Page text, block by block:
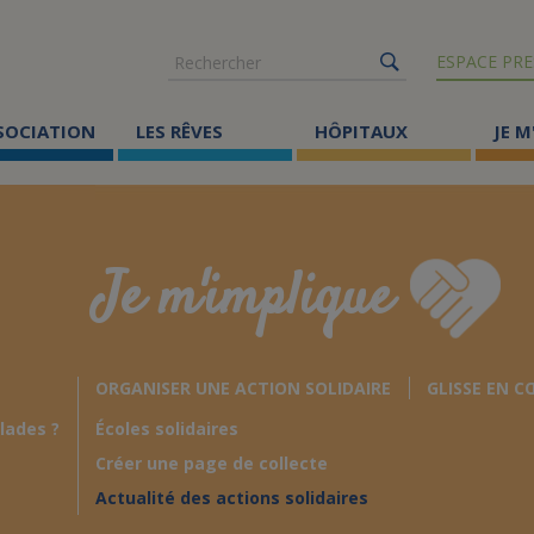
Rechercher
ESPACE
LES RÊVES HÔPITAUX JE
Je m'implique
?
ORGANISER UNE ACTION SOLIDAIRE
Écoles solidaires
Créer une page de collecte
Actualité des actions solidaires
GLISSE EN